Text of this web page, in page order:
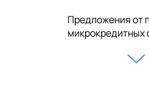
Предложения от
микрокредитных